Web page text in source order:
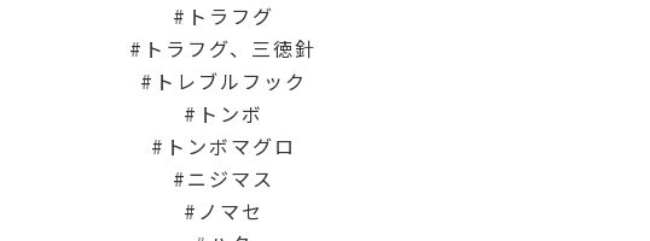
トラフグ
トラフグ、三徳針
トレブルフック
トンボ
トンボマグロ
ニジマス
ノマセ